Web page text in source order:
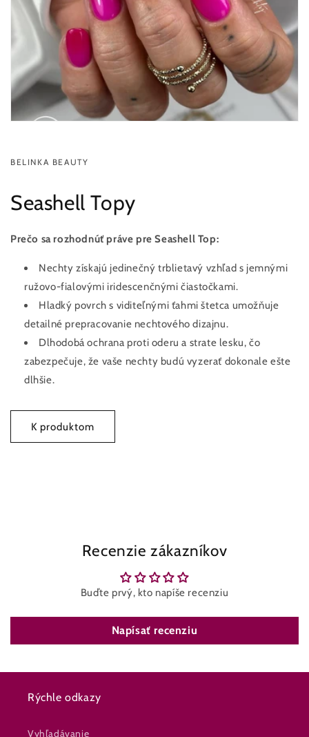
BELINKA BEAUTY
Seashell Topy
Prečo sa rozhodnúť práve pre Seashell Top:
Nechty získajú jedinečný trblietavý vzhľad s jemnými
ružovo-fialovými iridescenčnými čiastočkami.
Hladký povrch s viditeľnými ťahmi štetca umožňuje
detailné prepracovanie nechtového dizajnu.
Dlhodobá ochrana proti oderu a strate lesku, čo
zabezpečuje, že vaše nechty budú vyzerať dokonale ešte
dlhšie.
K produktom
Recenzie zákazníkov
Buďte prvý, kto napíše recenziu
Napísať recenziu
Rýchle odkazy
Vyhľadávanie